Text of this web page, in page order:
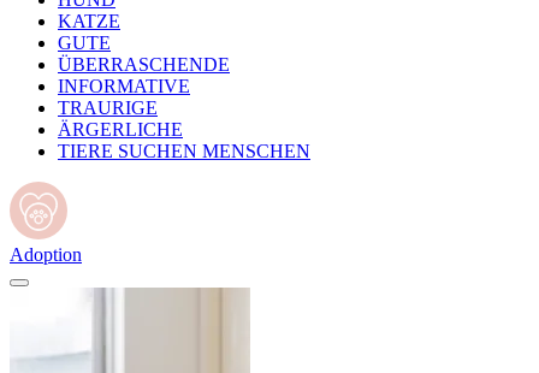
KATZE
GUTE
ÜBERRASCHENDE
INFORMATIVE
TRAURIGE
ÄRGERLICHE
TIERE SUCHEN MENSCHEN
Adoption